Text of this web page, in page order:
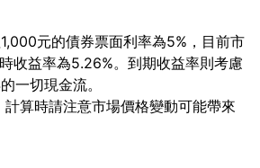
元的債券票面利率為5%，目前市
收益率為5.26%。到期收益率則考慮
一切現金流。
算時請注意市場價格變動可能帶來